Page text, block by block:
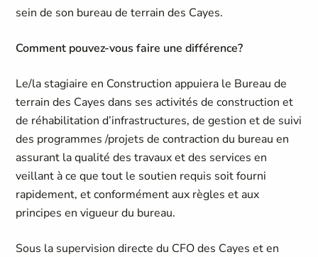
sein de son bureau de terrain des Cayes.
Comment pouvez-vous faire une différence?
Le/la stagiaire en Construction appuiera le Bureau de
terrain des Cayes dans ses activités de construction et
de réhabilitation d’infrastructures, de gestion et de suivi
des programmes /projets de contraction du bureau en
assurant la qualité des travaux et des services en
veillant à ce que tout le soutien requis soit fourni
rapidement, et conformément aux règles et aux
principes en vigueur du bureau.
Sous la supervision directe du CFO des Cayes et en